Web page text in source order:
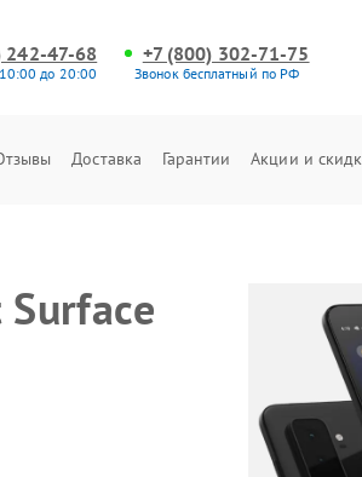
242-47-68
до 20:00
+7 (800) 302-71-75
Звонок бесплатный по РФ
Доставка Гарантии Акции и